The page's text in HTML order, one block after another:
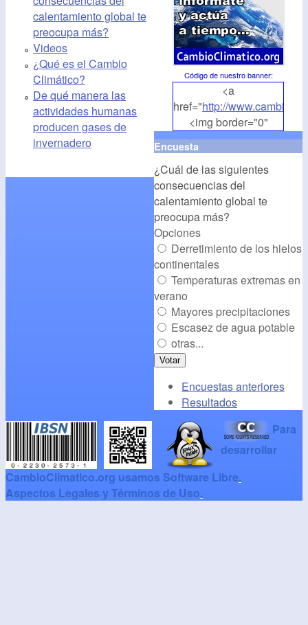
calentamiento global te
preocupa más?
Videos
¿Qué es el Cambio
Climático?
De qué manera las
actividades humanas
producen gases de
invernadero
Código de nuestro banner:
<a
href="http://
<img border="0"
align="middle"
src="http://
alt="CambioClimatico.org"
/></a>
Encuesta
¿Cuál de las siguientes
consecuencias del
calentamiento global te
preocupa más?
Opciones
Derretimiento de los hielos
continentales
Temperaturas extremas en
verano
Mayores precipitaciones
Escasez de agua potable
otras...
Encuestas anteriores
Resultados
Para
desarrollar
CambioClimatico.org usamos Software Libre.
Aspectos Legales y Términos de Uso.